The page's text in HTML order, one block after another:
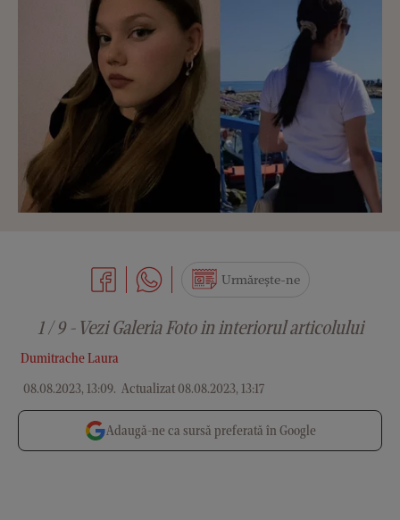
Dumitrache Laura
08.08.2023, 13:09. Actualizat 08.08.2023, 13:17
Urmărește-ne
1 / 9 - Vezi Galeria Foto in interiorul articolului
Adaugă-ne ca sursă preferată în Google